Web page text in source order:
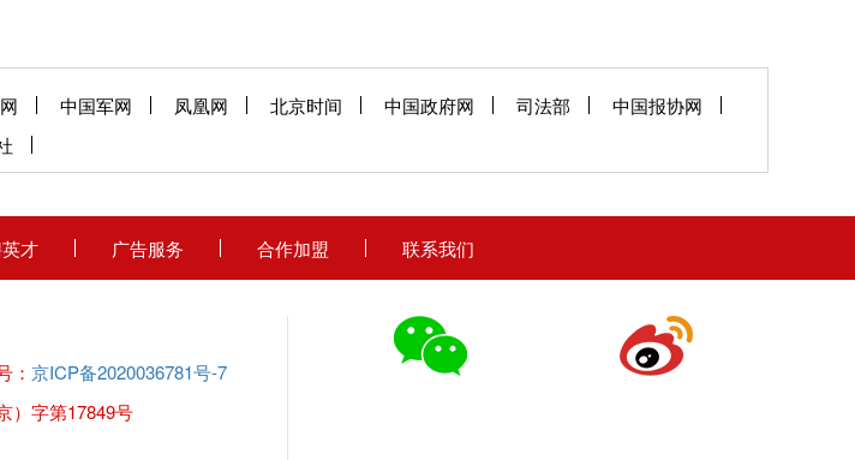
中国军网 凤凰网 北京时间 中国政府网 司法部
中国报协网
才 广告服务 合作加盟 联系我们
： 京ICP备2020036781号-7
）字第17849号